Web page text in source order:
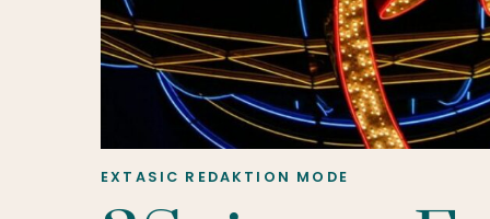
EXTASIC REDAKTION MODE